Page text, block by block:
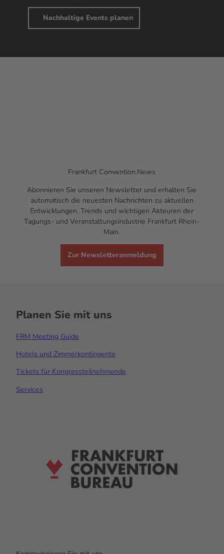
Nachhaltige Events planen
Frankfurt Convention.News
Abonnieren Sie unseren Newsletter und erhalten Sie
automatisch die neuesten Nachrichten zu aktuellen
Entwicklungen,Trends und wichtigen Akteuren der
Tagungs- und Veranstaltungsindustrie Frankfurt Rhein-
Main.
Zur Newsletteranmeldung
Planen Sie mit uns
FRM Meeting Guide
Hotels und Zimmerkontingente
Tickets für Kongressteilnehmende
Services